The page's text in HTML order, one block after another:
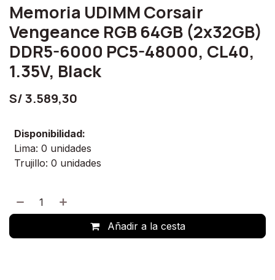
Memoria UDIMM Corsair
Vengeance RGB 64GB (2x32GB)
DDR5-6000 PC5-48000, CL40,
1.35V, Black
S/3.589,30
Disponibilidad:
Lima: 0 unidades
Trujillo: 0 unidades
Añadir a la cesta